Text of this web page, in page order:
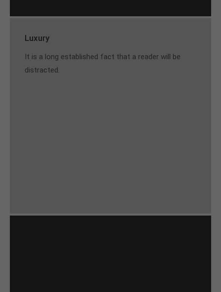
Luxury
It is a long established fact that a reader will be
distracted.